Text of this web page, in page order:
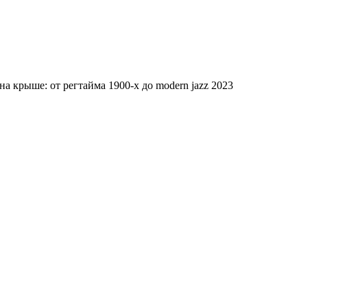
крыше: от регтайма 1900-х до modern jazz 2023